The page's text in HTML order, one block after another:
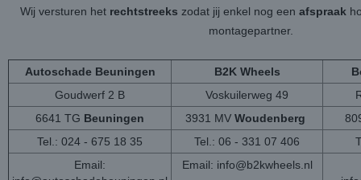
Wij versturen het rechtstreeks zodat jij enkel nog een afspraak
montagepartner.
Autoschade Beuningen B2K Wheels
Goudwerf 2 B
Voskuilerweg 49
6641 TG Beuningen 3931 MV Woudenberg
Tel.: 024 - 675 18 35
Tel.: 06 - 331 07 406
Email:
Email: info@b2kwheels.nl